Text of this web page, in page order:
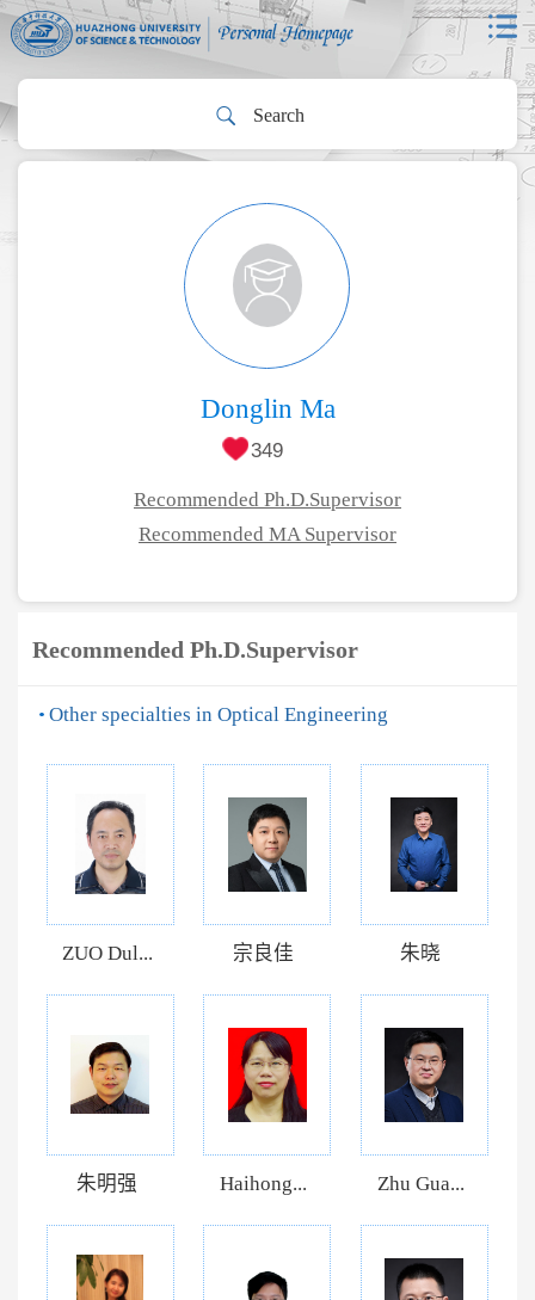
Donglin Ma
349
Recommended Ph.D.Supervisor
Recommended MA Supervisor
Recommended Ph.D.Supervisor
Other specialties in Optical Engineering
ZUO Dul... 宗良佳 朱晓
朱明强 Haihong... Zhu Gua...